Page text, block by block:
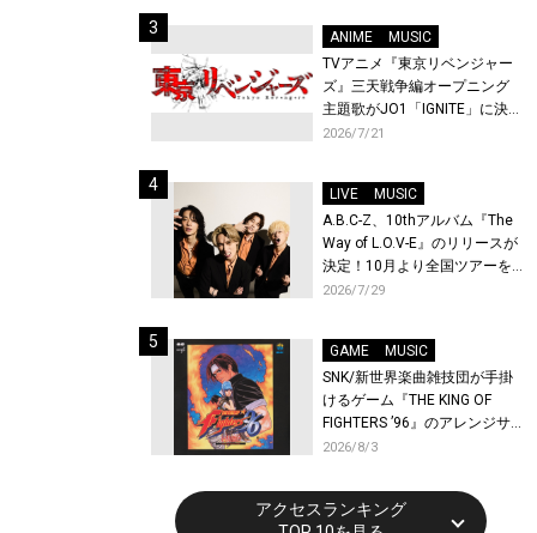
ANIME
MUSIC
TVアニメ『東京リベンジャー
ズ』三天戦争編オープニング
主題歌がJO1「IGNITE」に決
定！メンバー全員から喜びと
先行上映会を開催！
2026/7/21
LIVE
MUSIC
A.B.C-Z、10thアルバム『The
Way of L.O.V-E』のリリースが
決定！10月より全国ツアーを
開催！
2026/7/29
GAME
MUSIC
SNK/新世界楽曲雑技団が手掛
けるゲーム『THE KING OF
FIGHTERS ’96』のアレンジサ
ウンドトラックが配信開始！
2026/8/3
アクセスランキング